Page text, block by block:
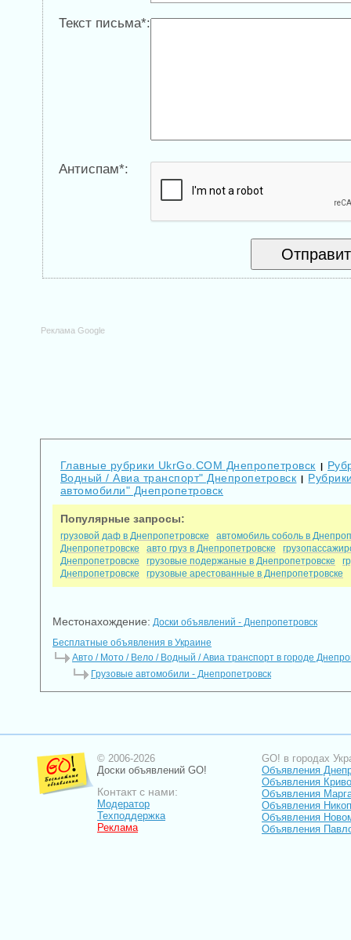
Текст письма*:
Антиспам*:
Реклама Google
Главные рубрики UkrGo.COM Днепропетровск
Водный / Авиа транспорт" Днепропетровск
автомобили" Днепропетровск
Популярные запросы:
грузовой даф в Днепропетровске
автомобиль соболь в
Днепропетровске
авто груз в Днепропетровске
Днепропетровске
грузовые подержаные в Днепропетровске
Днепропетровске
грузовые арестованные в Днепропетровске
Местонахождение: Доски объявлений - Днепропетровск
Бесплатные объявления в Украине
Авто / Мото / Вело / Водный / Авиа транспорт в городе
Грузовые автомобили - Днепропетровск
© 2006-2026
Доски объявлений GO!
Контакт с нами:
Модератор
Техподдержка
Реклама
GO! в городах
Объявления
Объявления
Объявления
Объявления
Объявления
Объявления